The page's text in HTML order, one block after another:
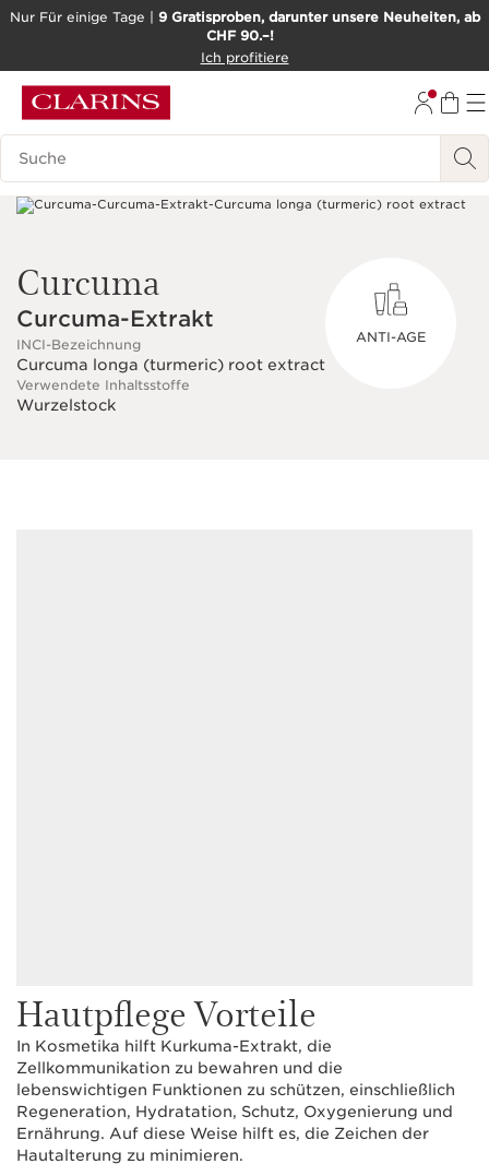
BARRIEREFREIHEITSWERKZEUG
Nur Für einige Tage | 9 Gratisproben, darunter unsere Neuheiten, ab
CHF 90.–!
Ich profitiere
Legende suchen
Curcuma
Curcuma-Extrakt
INCI-Bezeichnung
Curcuma longa (turmeric) root extract
Verwendete Inhaltsstoffe
Wurzelstock
ANTI-AGE
Hautpflege Vorteile
In Kosmetika hilft Kurkuma-Extrakt, die
Zellkommunikation zu bewahren und die
lebenswichtigen Funktionen zu schützen, einschließlich
Regeneration, Hydratation, Schutz, Oxygenierung und
Ernährung. Auf diese Weise hilft es, die Zeichen der
Hautalterung zu minimieren.